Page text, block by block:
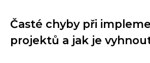
Časté chyby při
projektů a jak je